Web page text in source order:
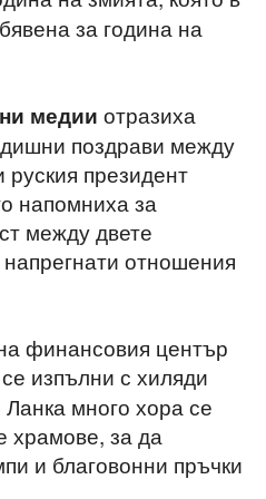
за година на
медии отразиха
поздрави между
президент
напомниха за
между двете
отношения
финансовия център
изпълни с хиляди
много хора се
храмове, за да
и благовонни пръчки